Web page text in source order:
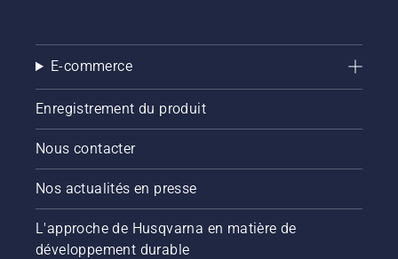
E-commerce
Enregistrement du produit
Nous contacter
Nos actualités en presse
L'approche de Husqvarna en matière de
développement durable